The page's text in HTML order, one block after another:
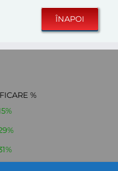
%
%
%
%